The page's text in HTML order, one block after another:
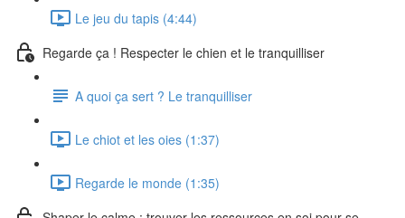
Le jeu du tapis (4:44)
Regarde ça ! Respecter le chien et le tranquilliser
A quoi ça sert ? Le tranquilliser
Le chiot et les oies (1:37)
Regarde le monde (1:35)